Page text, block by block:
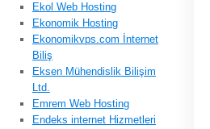
Ekol Web Hosting
Ekonomik Hosting
Ekonomikvps.com İnternet
Biliş
Eksen Mühendislik Bilişim
Ltd.
Emrem Web Hosting
Endeks internet Hizmetleri